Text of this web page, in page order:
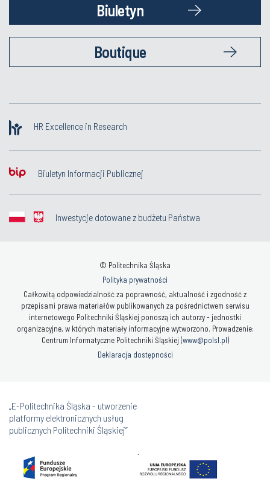
Biuletyn
Boutique
HR Excellence in Research
Biuletyn Informacji Publicznej
Inwestycje dotowane z budżetu Państwa
© Politechnika Śląska
Polityka prywatności
Całkowitą odpowiedzialność za poprawność, aktualność i zgodność z
przepisami prawa materiałów publikowanych za pośrednictwem serwisu
internetowego Politechniki Śląskiej ponoszą ich autorzy - jednostki
organizacyjne, w których materiały informacyjne wytworzono. Prowadzenie:
Centrum Informatyczne Politechniki Śląskiej (www@polsl.pl)
Deklaracja dostępności
„E-Politechnika Śląska - utworzenie
platformy elektronicznych usług
publicznych Politechniki Śląskiej”